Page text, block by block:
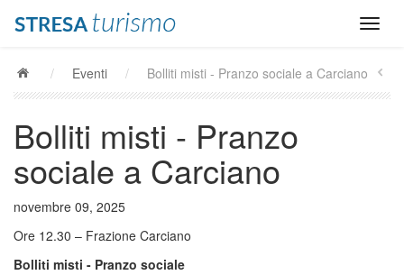
/ Eventi / Bolliti misti - Pranzo sociale a Carciano
Bolliti misti - Pranzo
sociale a Carciano
novembre 09, 2025
Ore 12.30 – Frazione Carciano
Bolliti misti - Pranzo sociale